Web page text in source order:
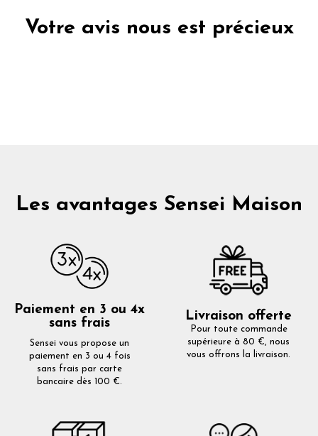
Votre avis nous est précieux
Les avantages Sensei Maison
Paiement en 3 ou 4x
sans frais
Sensei vous propose un
paiement en 3 ou 4 fois
sans frais par carte
bancaire dès 100 €.
Livraison offerte
Pour toute commande
supérieure à 80 €, nous
vous offrons la livraison.